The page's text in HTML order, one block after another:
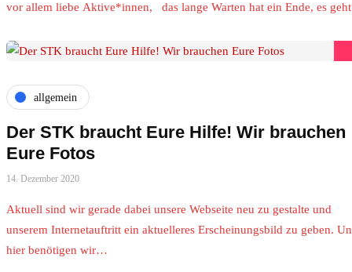
vor allem liebe Aktive*innen, das lange Warten hat ein Ende, es
allgemein
Der STK braucht Eure Hilfe! Wir brauchen
Eure Fotos
14. Dezember 2020
Aktuell sind wir gerade dabei unsere Webseite neu zu gestalte und
unserem Internetauftritt ein aktuelleres Erscheinungsbild zu geben.
hier benötigen wir…